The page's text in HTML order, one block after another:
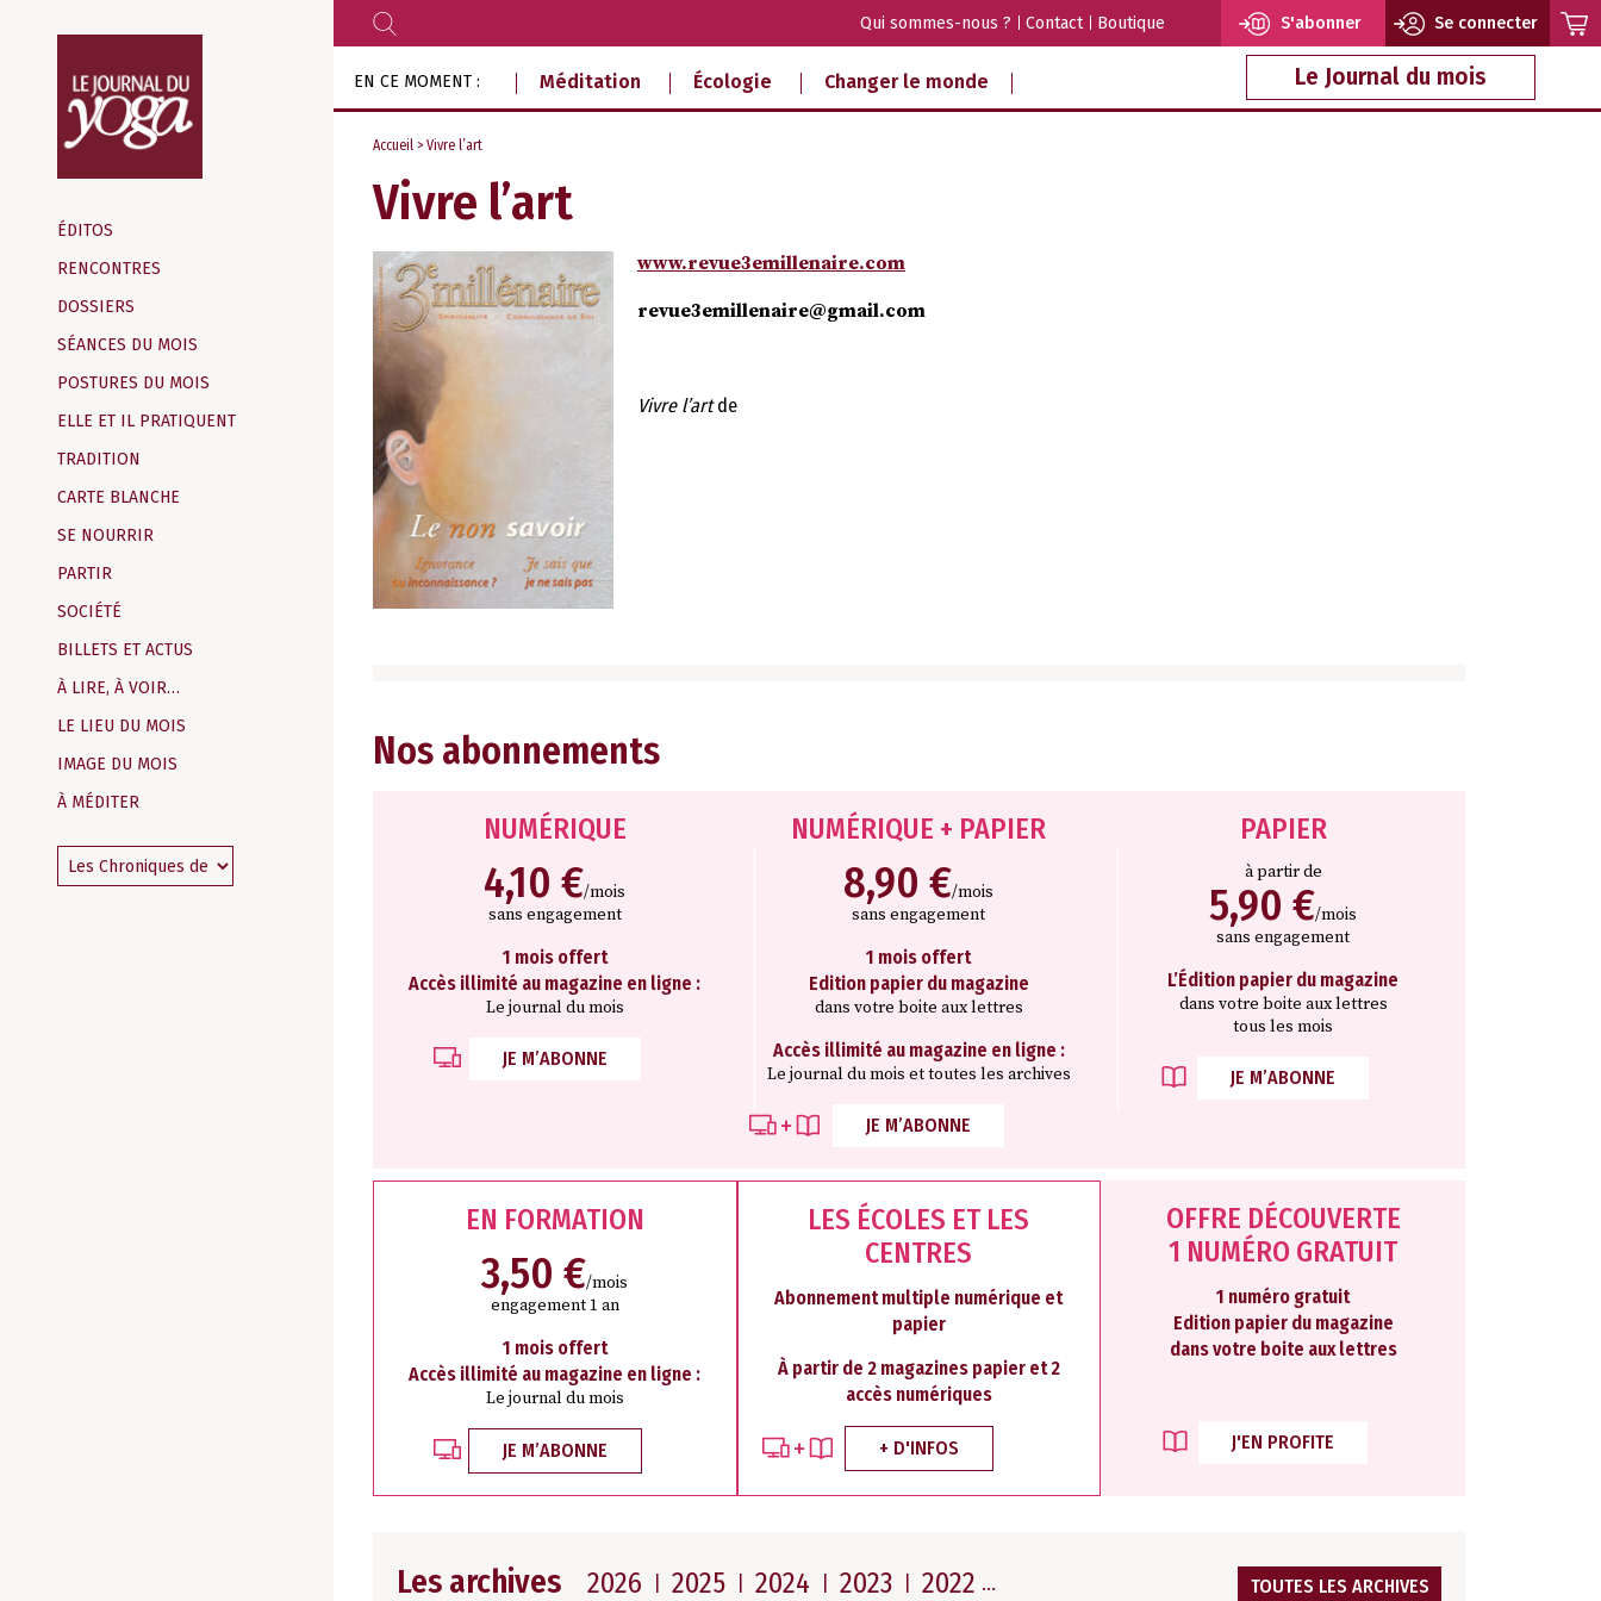
d‘information
indépendant
ÉDITOS
RENCONTRES
DOSSIERS
SÉANCES DU MOIS
POSTURES DU MOIS
ELLE ET IL PRATIQUENT
TRADITION
CARTE BLANCHE
SE NOURRIR
PARTIR
SOCIÉTÉ
BILLETS ET ACTUS
À LIRE, À VOIR…
LE LIEU DU MOIS
IMAGE DU MOIS
À MÉDITER
RECHERCHER Qui sommes-nous ? Contact Boutique S'abonner Se connecter
EN CE MOMENT : Méditation Écologie Changer le monde Le Journal du mois
Accueil > Vivre l’art
Vivre l’art
www.revue3emillenaire.com
revue3emillenaire@gmail.com
Vivre l’artde
Nos abonnements
NUMÉRIQUE
4,10 €/mois
sans engagement
1 mois offert
Accès illimité au magazine en ligne :
Le journal du mois
JE M’ABONNE
NUMÉRIQUE + PAPIER
8,90 €/mois
sans engagement
1 mois offert
Edition papier du magazine
dans votre boite aux lettres
Accès illimité au magazine en ligne :
Le journal du mois et toutes les archives
JE M’ABONNE
PAPIER
à partir de
5,90 €/mois
sans engagement
L’Édition papier du magazine
dans votre boite aux lettres
tous les mois
JE M’ABONNE
EN FORMATION
3,50 €/mois
engagement 1 an
1 mois offert
Accès illimité au magazine en ligne :
Le journal du mois
JE M’ABONNE
LES ÉCOLES ET LES
CENTRES
Abonnement multiple numérique et
papier
À partir de 2 magazines papier et 2
accès numériques
+ D'INFOS
OFFRE DÉCOUVERTE
1 NUMÉRO GRATUIT
1 numéro gratuit
Edition papier du magazine
dans votre boite aux lettres
J'EN PROFITE
Les archives 2026 2025 2024 2023 2022 TOUTES LES ARCHIVES